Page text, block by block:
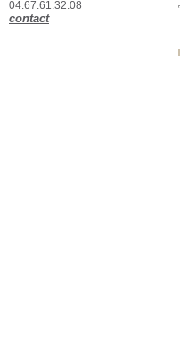
[2]
15_Ecologie_générale
15_Ecologie_générale
04.67.61.32.08
contact